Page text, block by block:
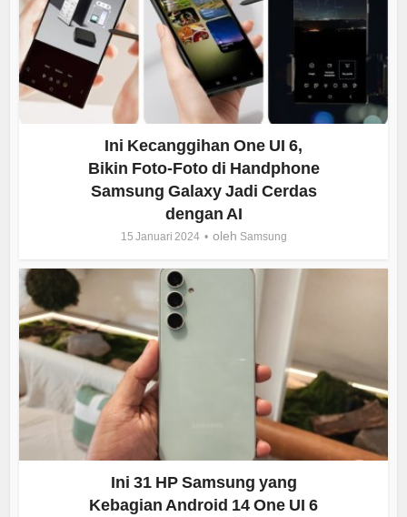
Ini Kecanggihan One UI 6,
Bikin Foto-Foto di Handphone
Samsung Galaxy Jadi Cerdas
dengan AI
15 Januari 2024 oleh Samsung
Ini 31 HP Samsung yang
Kebagian Android 14 One UI 6